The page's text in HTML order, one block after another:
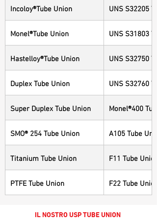
Incoloy®Tube Union UNS S32205
Monel®Tube Union UNS S31803
Hastelloy®Tube Union UNS S32750
Duplex Tube Union UNS S32760
Super Duplex Tube Union Monel®400
SMO® 254 Tube Union A105 Tube Union
Titanium Tube Union F11 Tube Union
PTFE Tube Union F22 Tube Union
IL NOSTRO USP TUBE UNION